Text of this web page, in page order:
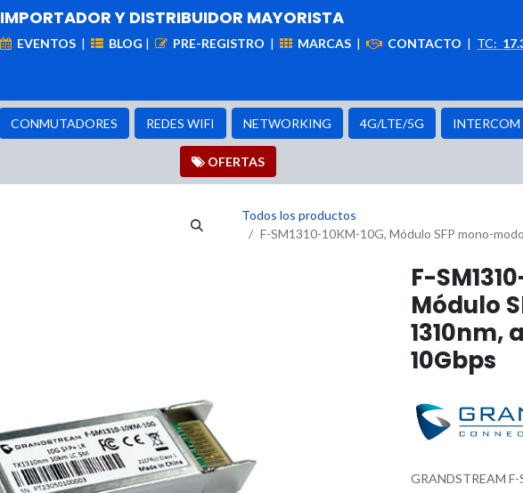
IMPORTADOR Y DISTRIBUIDOR MAYORISTA
EVENTOS | BLOG | PRE-REGISTRO | MARCAS | CONTACTO | TC:
CONMUTADORES REDES WIFI NETWORKING 4G/LTE/5G
OFER​​​​TAS
Todos los productos
F-SM1310-10KM-10G, Módulo SFP mono-
F-
Módulo
1310nm,
10Gbps
GRANDSTREAM